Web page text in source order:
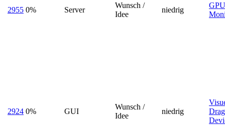
2955 0% Server
Wunsch /
Idee
niedrig
2924 0% GUI
Wunsch /
Idee
niedrig